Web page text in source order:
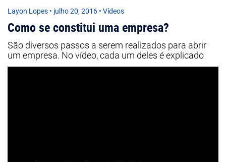
Layon Lopes • julho 20, 2016 • Vídeos
Como se constitui uma empresa?
São diversos passos a serem realizados para abrir
um empresa. No vídeo, cada um deles é explicado